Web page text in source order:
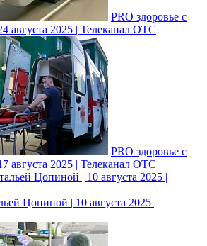
PRO здоровье с
августа 2025 | Телеканал ОТС
PRO здоровье с
августа 2025 | Телеканал ОТС
Цопиной | 10 августа 2025 |